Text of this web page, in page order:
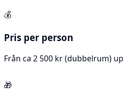
💰
Pris per person
Från ca 2 500 kr (dubbelrum)
🎁